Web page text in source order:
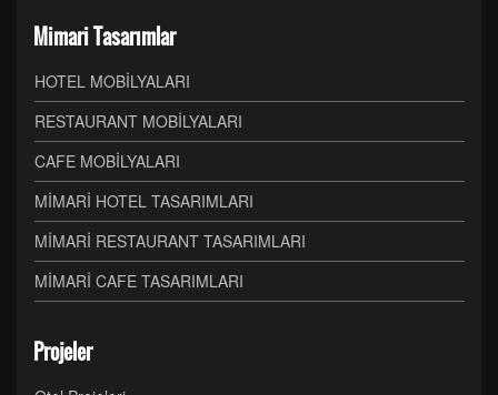
Mimari Tasarımlar
HOTEL MOBİLYALARI
RESTAURANT MOBİLYALARI
CAFE MOBİLYALARI
MİMARİ HOTEL TASARIMLARI
MİMARİ RESTAURANT TASARIMLARI
MİMARİ CAFE TASARIMLARI
Projeler